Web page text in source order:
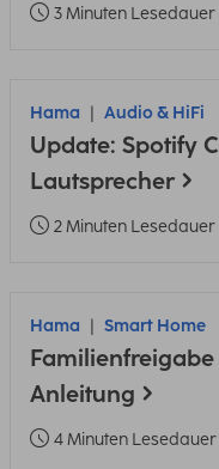
3 Minuten Lesedauer
Hama Audio & HiFi
Update: Spotify
Lautsprecher
2 Minuten Lesedauer
Hama Smart Home
Anleitung
4 Minuten Lesedauer